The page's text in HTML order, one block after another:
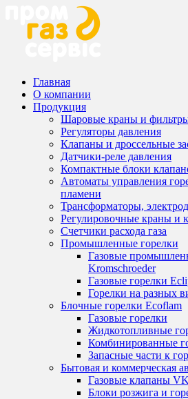
Главная
О компании
Продукция
Шаровые краны и
Регуляторы давления
Клапаны и дроссельные
Датчики-реле давления
Компактные блоки
Автоматы управления
пламени
Трансформаторы,
Регулировочные краны и
Счетчики расхода газа
Промышленные горелки
Газовые
Kromschroeder
Газовые горелки
Горелки на разных
Блочные горелки Ecoflam
Газовые горелки
Жидкотопливные
Комбинированные
Запасные части к
Бытовая и коммерческая
Газовые клапаны
Блоки розжига и